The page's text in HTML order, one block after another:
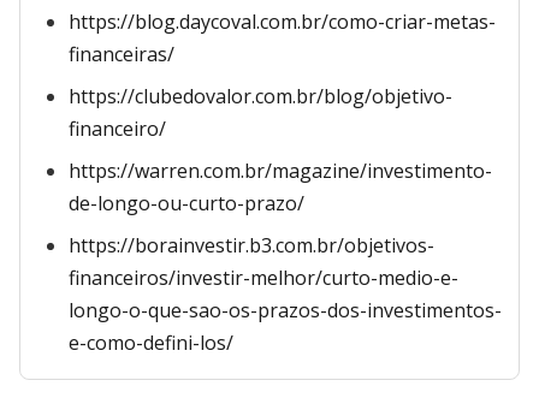
https://blog.daycoval.com.br/como-criar-metas-
financeiras/
https://clubedovalor.com.br/blog/objetivo-
financeiro/
https://warren.com.br/magazine/investimento-
de-longo-ou-curto-prazo/
https://borainvestir.b3.com.br/objetivos-
financeiros/investir-melhor/curto-medio-e-
longo-o-que-sao-os-prazos-dos-investimentos-
e-como-defini-los/